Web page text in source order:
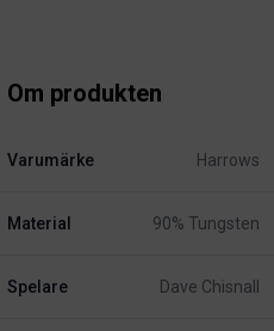
Om produkten
Varumärke Harrows
Material 90% Tungsten
Spelare Dave Chisnall